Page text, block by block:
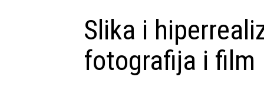
Slika i
fotografija i film